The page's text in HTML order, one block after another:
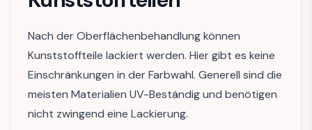
Nach der Oberflächenbehandlung können
Kunststoffteile lackiert werden. Hier gibt es keine
Einschränkungen in der Farbwahl. Generell sind die
meisten Materialien UV-Beständig und benötigen
nicht zwingend eine Lackierung.